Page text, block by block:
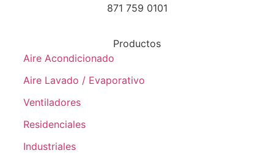
871 759 0101
Productos
Aire Acondicionado
Aire Lavado / Evaporativo
Ventiladores
Residenciales
Industriales